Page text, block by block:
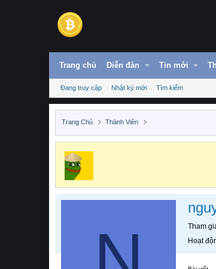
Trang chủ Diễn đàn Tin mới
Đang truy cập Nhật ký mới Tìm kiếm
Trang Chủ Thành Viên
Tham
Hoạt